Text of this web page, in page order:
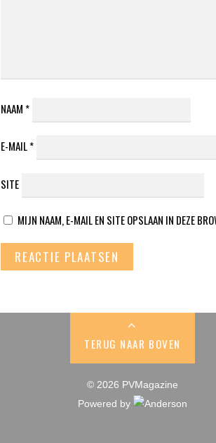
NAAM *
E-MAIL*
SITE
MIJN NAAM, E-MAIL EN SITE OPSLAAN IN DEZE
TERUG NAAR BOVEN
© 2026 PVMagazine
Powered by